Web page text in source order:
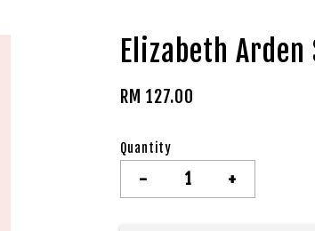
Elizabeth
RM 127.00
Quantity
- +